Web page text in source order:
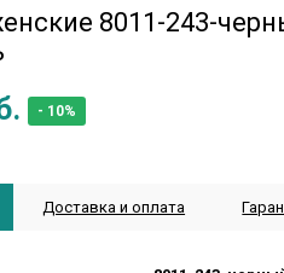
8011-243-
- 10%
Доставка и оплата